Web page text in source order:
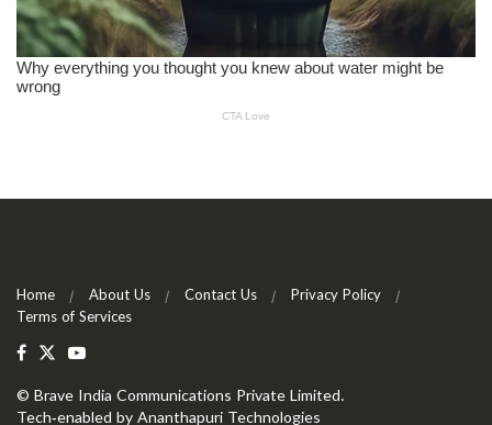
Home About Us Contact Us
Privacy Policy
Terms of Services
© Brave India Communications Private Limited.
Tech-enabled by Ananthapuri Technologies